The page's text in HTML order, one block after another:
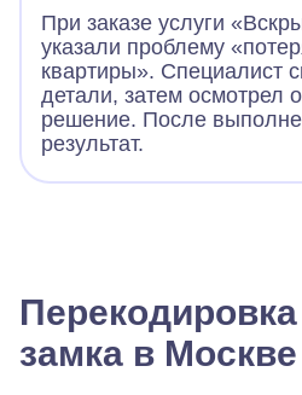
При заказе услуги
указали проблему
квартиры». Специалист
детали, затем осмотрел
решение. После
результат.
замка в Москве